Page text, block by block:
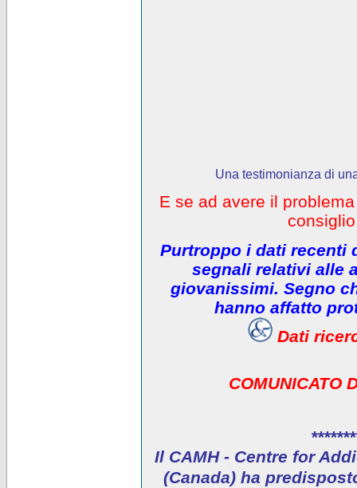
Una testimonianza di
E se ad avere il
Purtroppo i dati recenti
segnali relativi alle
giovanissimi. Segno
hanno affatto
Dati
COMUNICATO
Il CAMH - Centre for
(Canada) ha